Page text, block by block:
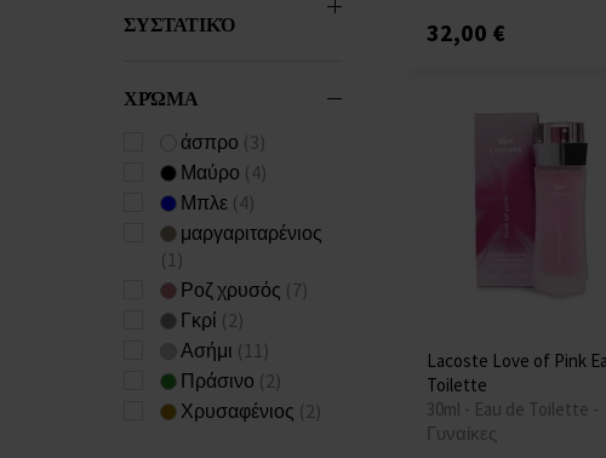
ΣΥΣΤΑΤΙΚΌ
ΧΡΏΜΑ
άσπρο (3)
Μαύρο (4)
Μπλε (4)
μαργαριταρένιος
(1)
Ροζ χρυσός (7)
Γκρί (2)
Ασήμι (11)
Πράσινο (2)
Χρυσαφένιος (2)
32,00 €
Lacoste Love of Pink
Toilette
30ml - Eau de Toilette -
Γυναίκες